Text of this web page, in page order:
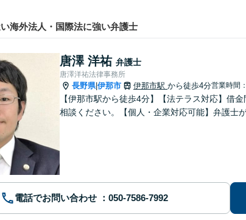
海外法人・国際法に強い弁護士
唐澤 洋祐 弁護士
唐澤洋祐法律事務所
長野県|伊那市 伊那市駅 から徒歩4分営業時間
【伊那市駅から徒歩4分】【法テラス対応】借
相談ください。【個人・企業対応可能】弁護士
電話でお問い合わせ